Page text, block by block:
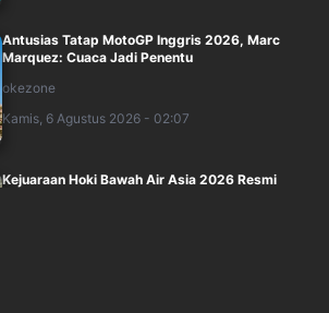
Antusias Tatap MotoGP Inggris 2026, Marc
Marquez: Cuaca Jadi Penentu
okezone
Kamis, 6 Agustus 2026 - 02:07
Kejuaraan Hoki Bawah Air Asia 2026 Resmi